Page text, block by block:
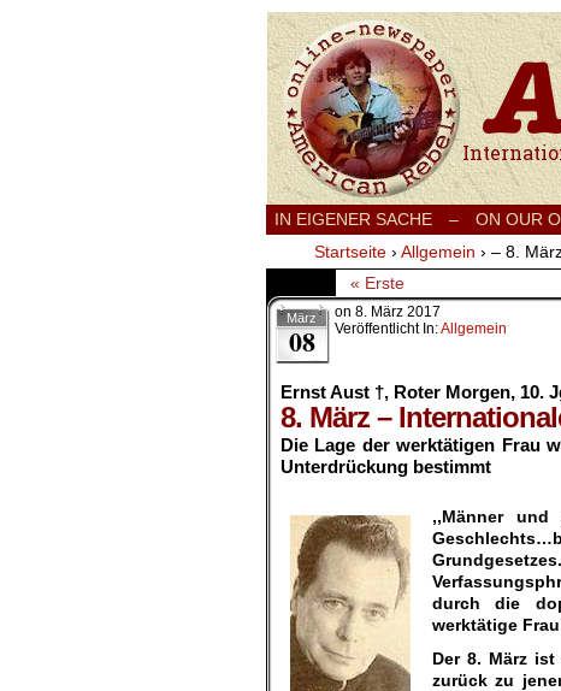
Internationale
IN EIGENER SACHE – ON OUR
Startseite › Allgemein › – 8.
« Erste
März
08
on 8. März 2017
Veröffentlicht In:Allgemein
Ernst Aust †, Roter Morgen, 10.
8. März –
Die Lage der werktätigen Frau
Unterdrückung bestimmt
,,Männer und
durch die
werktätige
Der 8. März
zurück zu